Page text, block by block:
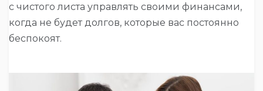
с чистого листа управлять своими финансами,
когда не будет долгов, которые вас постоянно
беспокоят.